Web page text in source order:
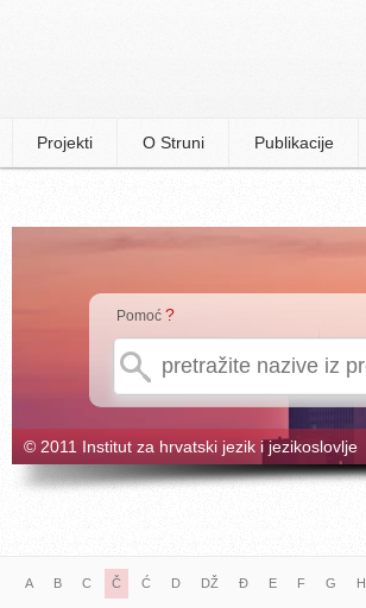
Projekti O Struni Publikacije
Pomoć ?
© 2011 Institut za hrvatski jezik i jezikoslovlje
A B C Č Ć D DŽ Đ E F G H